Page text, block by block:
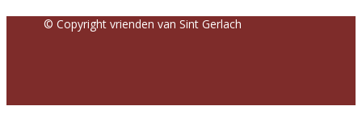
© Copyright vrienden van Sint Gerlach